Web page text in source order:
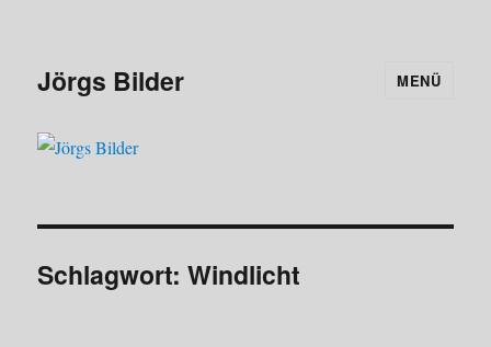
Jörgs Bilder MENÜ
Schlagwort:Windlicht